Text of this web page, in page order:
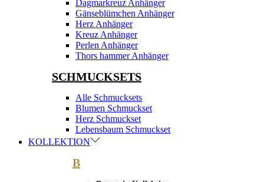
Dagmarkreuz Anhänger
Gänseblümchen Anhänger
Herz Anhänger
Kreuz Anhänger
Perlen Anhänger
Thors hammer Anhänger
SCHMUCKSETS
Alle Schmucksets
Blumen Schmuckset
Herz Schmuckset
Lebensbaum Schmuckset
KOLLEKTION
B